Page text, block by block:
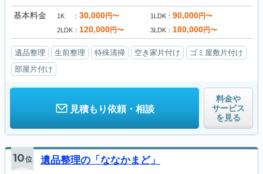
基本料金 1K 30,000円〜 1LDK 90,000円〜
2LDK 120,000円〜 3LDK 180,000円〜
遺品整理 生前整理 特殊清掃 空き家片付け
ゴミ屋敷片付け
部屋片付け
見積もり依頼・相談
料金や
サービス
を見る
10位 遺品整理の「ななかまど」